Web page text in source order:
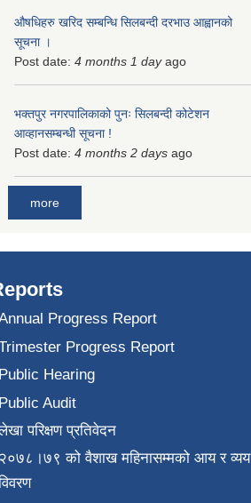
औषधिहरु खरिद सम्बन्धि सिलबन्दी दरभाउ आह्वानको
सूचना ।
Post date: 4 months 1 dayago
भक्तपुर नगरपालिकाको पुनः सिलबन्दी कोटेशन
आव्हानसम्बन्धी सूचना !
Post date: 4 months 2 days ago
more
Progress Report
Progress Report
Public Hearing
Public Audit
परिक्षण प्रतिवेदन
२०७८।७९ को वैशाख महिनासम्मको आय र व्यय